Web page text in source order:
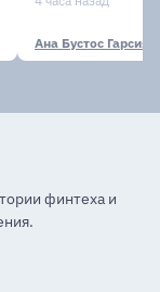
Ана Бустос Гарсия
финтеха и